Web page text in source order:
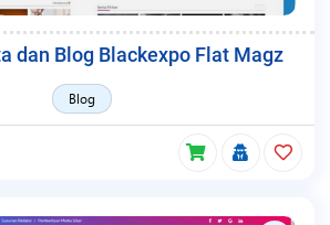
dan Blog Blackexpo Flat Magz
Blog